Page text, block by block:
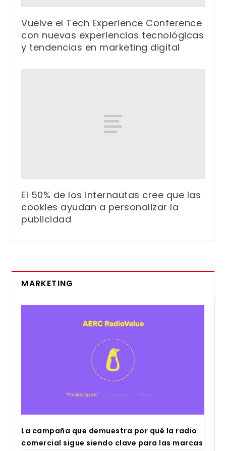
Vuelve el Tech Experience Conference
con nuevas experiencias tecnológicas
y tendencias en marketing digital
El 50% de los internautas cree que las
cookies ayudan a personalizar la
publicidad
MARKETING
La cam­pa­ña que demues­tra por qué la radio
comer­cial sigue sien­do cla­ve para las mar­cas